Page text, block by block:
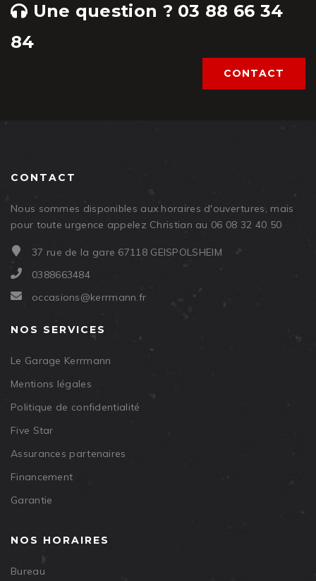
Une question ? 03 88 66 34
84
CONTACT
CONTACT
Nous sommes disponibles aux horaires d'ouvertures, mais
pour toute urgence appelez Christian au 06 08 32 40 50
37 rue de la gare 67118 GEISPOLSHEIM
0388663484
occasions@kerrmann.fr
NOS SERVICES
Le Garage Kerrmann
Mentions légales
Politique de confidentialité
Five Star
Assurances partenaires
Financement
Garantie
NOS HORAIRES
Bureau